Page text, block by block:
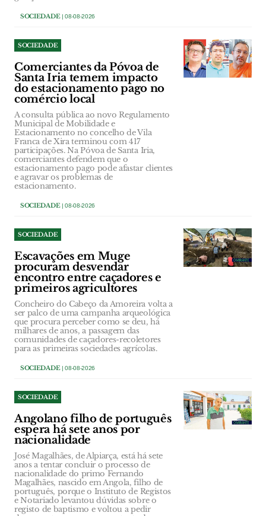
SOCIEDADE| 08-08-2026
SOCIEDADE
Comerciantes da Póvoa de
Santa Iria temem impacto
do estacionamento pago no
comércio local
A consulta pública ao novo Regulamento
Municipal de Mobilidade e
Estacionamento no concelho de Vila
Franca de Xira terminou com 417
participações. Na Póvoa de Santa Iria,
comerciantes defendem que o
estacionamento pago pode afastar clientes
e agravar os problemas de
estacionamento.
SOCIEDADE| 08-08-2026
SOCIEDADE
Escavações em Muge
procuram desvendar
encontro entre caçadores e
primeiros agricultores
Concheiro do Cabeço da Amoreira volta a
ser palco de uma campanha arqueológica
que procura perceber como se deu, há
milhares de anos, a passagem das
comunidades de caçadores-recoletores
para as primeiras sociedades agrícolas.
SOCIEDADE| 08-08-2026
SOCIEDADE
Angolano filho de português
espera há sete anos por
nacionalidade
José Magalhães, de Alpiarça, está há sete
anos a tentar concluir o processo de
nacionalidade do primo Fernando
Magalhães, nascido em Angola, filho de
português, porque o Instituto de Registos
e Notariado levantou dúvidas sobre o
registo de baptismo e voltou a pedir